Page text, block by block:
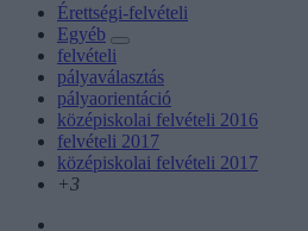
Érettségi-felvételi
Egyéb
felvételi
pályaválasztás
pályaorientáció
középiskolai felvételi 2016
felvételi 2017
középiskolai felvételi 2017
+3